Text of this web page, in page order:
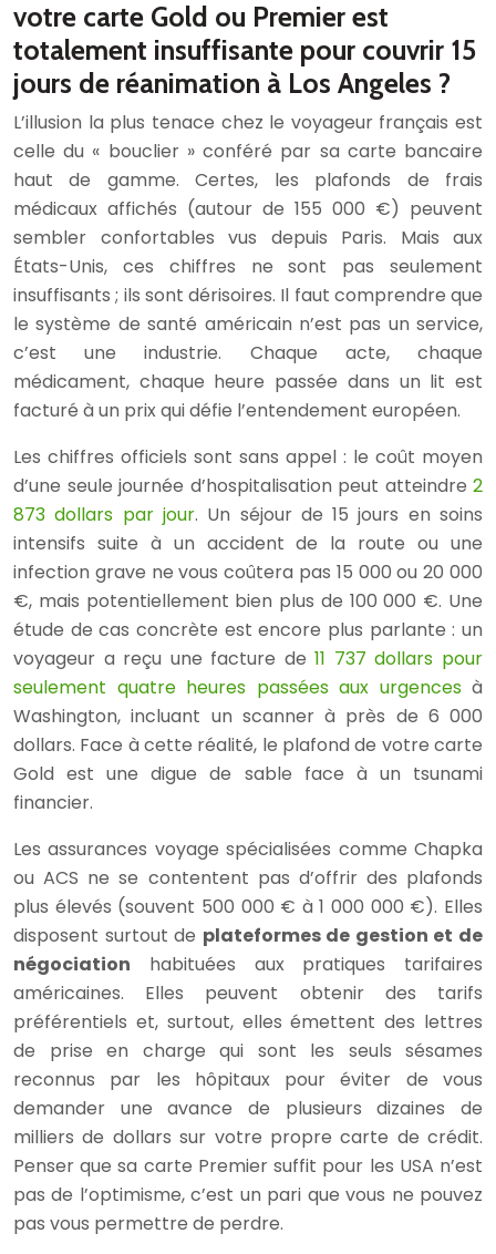
votre carte Gold ou Premier est
totalement insuffisante pour couvrir 15
jours de réanimation à Los Angeles ?
L’illusion la plus tenace chez le voyageur français est
celle du « bouclier » conféré par sa carte bancaire
haut de gamme. Certes, les plafonds de frais
médicaux affichés (autour de 155 000 €) peuvent
sembler confortables vus depuis Paris. Mais aux
États-Unis, ces chiffres ne sont pas seulement
insuffisants ; ils sont dérisoires. Il faut comprendre que
le système de santé américain n’est pas un service,
c’est une industrie. Chaque acte, chaque
médicament, chaque heure passée dans un lit est
facturé à un prix qui défie l’entendement européen.
Les chiffres officiels sont sans appel : le coût moyen
d’une seule journée d’hospitalisation peut atteindre 2
873 dollars par jour. Un séjour de 15 jours en soins
intensifs suite à un accident de la route ou une
infection grave ne vous coûtera pas 15 000 ou 20 000
€, mais potentiellement bien plus de 100 000 €. Une
étude de cas concrète est encore plus parlante : un
voyageur a reçu une facture de11 737 dollars pour
seulement quatre heures passées aux urgencesà
Washington, incluant un scanner à près de 6 000
dollars. Face à cette réalité, le plafond de votre carte
Gold est une digue de sable face à un tsunami
financier.
Les assurances voyage spécialisées comme Chapka
ou ACS ne se contentent pas d’offrir des plafonds
plus élevés (souvent 500 000 € à 1 000 000 €). Elles
disposent surtout de plateformes de gestion et de
négociation habituées aux pratiques tarifaires
américaines. Elles peuvent obtenir des tarifs
préférentiels et, surtout, elles émettent des lettres
de prise en charge qui sont les seuls sésames
reconnus par les hôpitaux pour éviter de vous
demander une avance de plusieurs dizaines de
milliers de dollars sur votre propre carte de crédit.
Penser que sa carte Premier suffit pour les USA n’est
pas de l’optimisme, c’est un pari que vous ne pouvez
pas vous permettre de perdre.